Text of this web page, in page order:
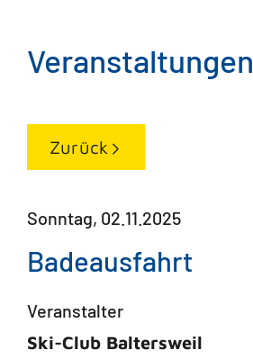
Veranstaltungen
Zurück
Sonntag, 02.11.2025
Badeausfahrt
Veranstalter
Ski-Club Baltersweil